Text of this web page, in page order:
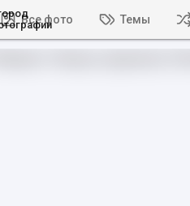
Все фото Темы